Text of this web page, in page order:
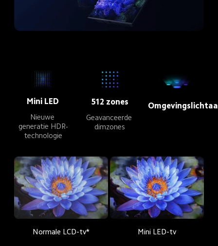
Mini LED
Nieuwe
generatie HDR-
technologie
512 zones
Geavanceerde
dimzones
Normale LCD-tv* Mini LED-tv